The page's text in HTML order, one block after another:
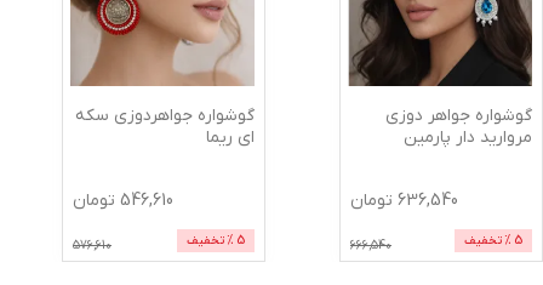
گوشواره جواهر دوزی
مروارید دار پارمین
636,540 تومان
5 % تخفیف 666,540
گوشواره جواهردوزی سکه
ای ریما
546,610 تومان
5 % تخفیف 576,610